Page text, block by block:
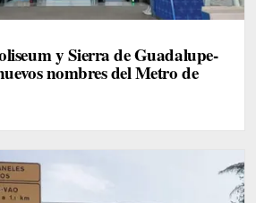
y Sierra de Guadalupe-
nombres del Metro de